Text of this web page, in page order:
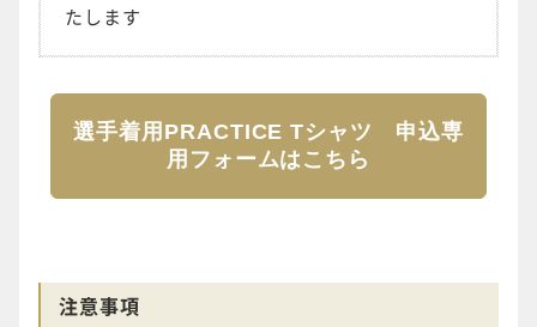
たします
選手着用PRACTICE Tシャツ 申込専
用フォームはこちら
注意事項